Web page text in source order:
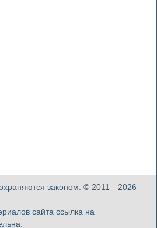
законом. © 2011—2026
сайта ссылка на